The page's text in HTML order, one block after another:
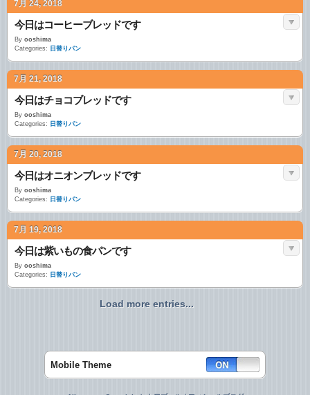
7月 24, 2018
今日はコーヒーブレッドです
By ooshima
Categories: 日替りパン
7月 21, 2018
今日はチョコブレッドです
By ooshima
Categories: 日替りパン
7月 20, 2018
今日はオニオンブレッドです
By ooshima
Categories: 日替りパン
7月 19, 2018
今日は紫いもの食パンです
By ooshima
Categories: 日替りパン
Load more entries...
Mobile Theme